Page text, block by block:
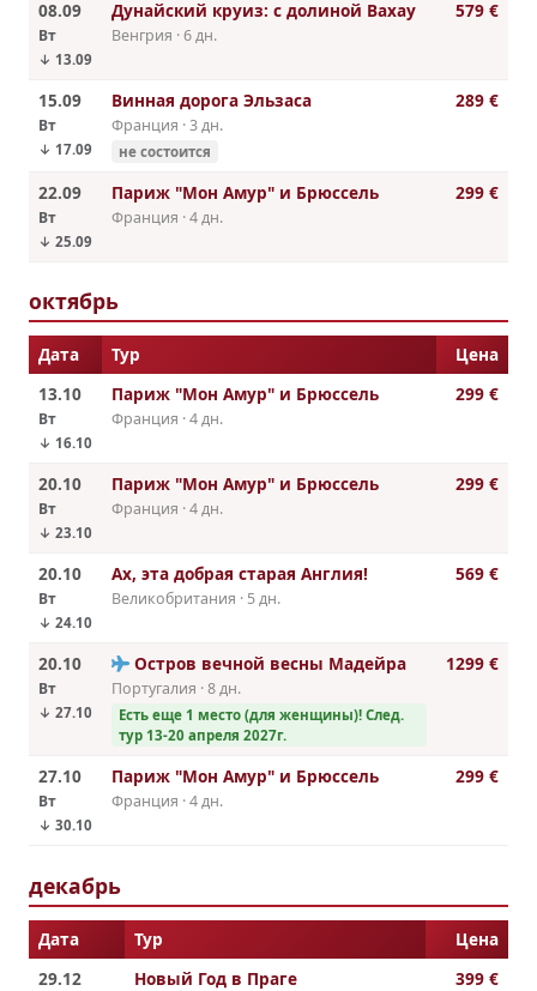
08.09
Вт
↓ 13.09
Дунайский круиз: с долиной Вахау
Венгрия · 6 дн.
579 €
15.09
Вт
↓ 17.09
Винная дорога Эльзаса
Франция · 3 дн.
не состоится
289 €
22.09
Вт
↓ 25.09
Париж "Мон Амур" и Брюссель
Франция · 4 дн.
299 €
октябрь
Дата Тур
Цена
13.10
Вт
↓ 16.10
Париж "Мон Амур" и Брюссель
Франция · 4 дн.
299 €
20.10
Вт
↓ 23.10
Париж "Мон Амур" и Брюссель
Франция · 4 дн.
299 €
20.10
Вт
↓ 24.10
Ax, эта добрая cтарая Англия!
Великобритания · 5 дн.
569 €
20.10
Вт
↓ 27.10
Остров вечной весны Мадейра
Португалия · 8 дн.
Есть еще 1 место (для женщины)! След.
тур 13-20 апреля 2027г.
1299 €
27.10
Вт
↓ 30.10
Париж "Мон Амур" и Брюссель
Франция · 4 дн.
299 €
декабрь
Дата Тур
Цена
29.12
Новый Год в Праге 399 €